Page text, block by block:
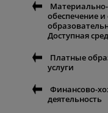
обеспечение
Доступная
Платные
услуги
Финансово-
деятельность